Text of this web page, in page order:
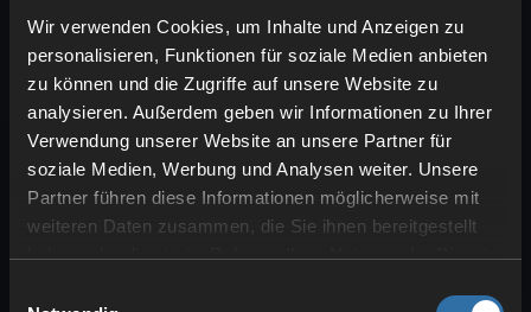
Wir verwenden Cookies, um Inhalte und Anzeigen zu
personalisieren, Funktionen für soziale Medien anbieten
zu können und die Zugriffe auf unsere Website zu
analysieren. Außerdem geben wir Informationen zu Ihrer
Verwendung unserer Website an unsere Partner für
soziale Medien, Werbung und Analysen weiter. Unsere
Partner führen diese Informationen möglicherweise mit
weiteren Daten zusammen, die Sie ihnen bereitgestellt
haben oder die sie im Rahmen Ihrer Nutzung der Dienste
Tipp: Wenn du die Maus nicht selbst
gedrückt halten willst, gibt es einen
wunderbaren und einfachen Trick! Mit F3
kannst du ja dein Debug-Menü öffnen.
Wenn du aber gleichzeitig F3 und T